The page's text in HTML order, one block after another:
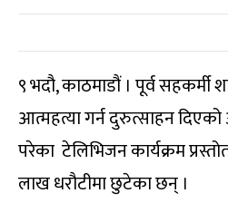
९ भदौ, काठमाडौं । पूर्व सहकर्मी
आत्महत्या गर्न दुरुत्साहन दिएको
परेका टेलिभिजन कार्यक्रम
लाख धरौटीमा छुटेका छन् ।